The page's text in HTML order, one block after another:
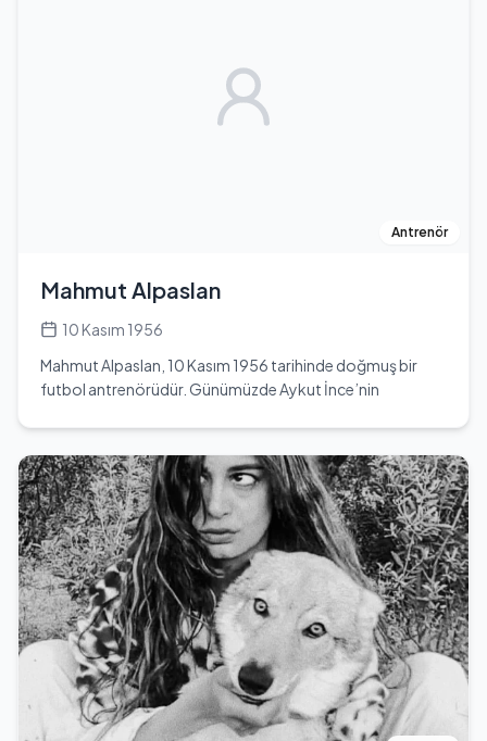
İngiltere'nin Londra şehrinde tamamlamıştır.
Antrenör
Mahmut Alpaslan
10 Kasım 1956
Mahmut Alpaslan, 10 Kasım 1956 tarihinde doğmuş bir
futbol antrenörüdür. Günümüzde Aykut İnce’nin
almaktadır. Antrenörlük kariyerine Almanya’da başlamış,
Vfr-Pforzeim ve KSÇ ce Stuttgart gibi takımları
çalıştırmıştır. Daha sonra Afrika ve Brezilya’da çeşitli
kulüplerde görev almıştır. 1989 yılında Türkiye’ye dönen
Alpaslan, Kahramanmaraş, Edirne, Sakaryaspor ve
Vanspor takımlarını çalıştırmıştır. Tekrar Almanya’ya
döndükten sonra Herrenberg takımında görev almış,
1993 yılında Türkiye’ye geri dönerek Sakaryaspor takımını
play-off’a taşımıştır. 1993 ve 1996 sezonlarında
Galatasaray’da, 1996 ve 1997 sezonunda ise 1. Lig’de
Vanspor’da görev almıştır. 1998 ve 2000 yıllarında Yimpaş
Yozgatspor, ardından Anadolu Üsküdarspor ve